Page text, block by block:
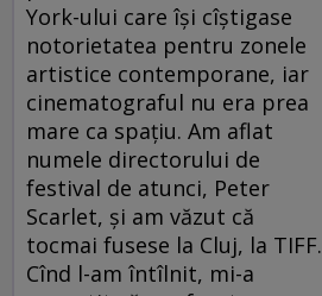
York-ului care îşi cîştigase
notorietatea pentru zonele
artistice contemporane, iar
cinematograful nu era prea
mare ca spaţiu. Am aflat
numele directorului de
festival de atunci, Peter
Scarlet, şi am văzut că
tocmai fusese la Cluj, la TIFF.
Cînd l-am întîlnit, mi-a